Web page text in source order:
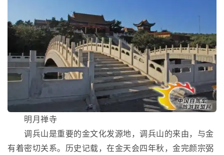
明月禅寺
调兵山是重要的金文化发源地，调兵山的来由，与金
有着密切关系。历史记载，在金天会四年秋，金完颜宗弼